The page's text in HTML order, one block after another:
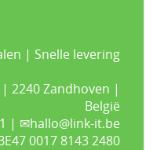
| Snelle levering
2240 Zandhoven |
België
| ✉hallo@link-it.be
0017 8143 2480